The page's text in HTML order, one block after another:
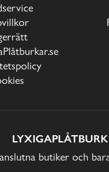
butiker och